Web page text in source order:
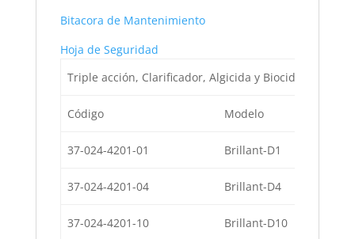
Bitacora de Mantenimiento
Hoja de Seguridad
Triple acción, Clarificador, Algicida y Biocida Brillant
Código Modelo
37-024-4201-01 Brillant-D1
37-024-4201-04 Brillant-D4
37-024-4201-10 Brillant-D10